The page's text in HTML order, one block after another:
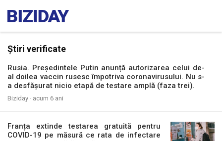
Știri verificate
Rusia. Președintele Putin anunță autorizarea celui de-
al doilea vaccin rusesc împotriva coronavirusului. Nu s-
a desfășurat nicio etapă de testare amplă (faza trei).
Biziday · acum 6 ani
Franța extinde testarea gratuită pentru
COVID-19 pe măsură ce rata de infectare